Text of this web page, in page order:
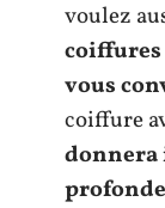
voulez
coiffures
vous
coiffure
donnera